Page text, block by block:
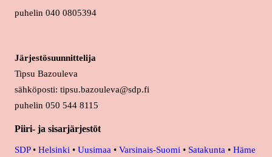
puhelin 040 0805394
Järjestösuunnittelija
Tipsu Bazouleva
sähköposti: tipsu.bazouleva@sdp.fi
puhelin 050 544 8115
Piiri- ja sisarjärjestöt
SDP• Helsinki • Uusimaa • Varsinais-Suomi • Satakunta • Häme